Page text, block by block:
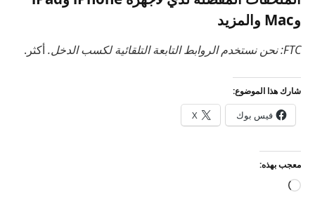
وMac والمزيد
FTC: نحن نستخدم الروابط التابعة التلقائية لكسب الدخل. أكثر.
شارك هذا الموضوع:
فيس بوك X
معجب بهذه:
جاري